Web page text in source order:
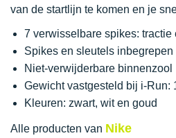
van de startlijn te komen en je
7 verwisselbare spikes: tractie
Spikes en sleutels inbegrepen
Niet-verwijderbare binnenzool
Gewicht vastgesteld bij i-Run:
Kleuren: zwart, wit en goud
Alle producten van Nike